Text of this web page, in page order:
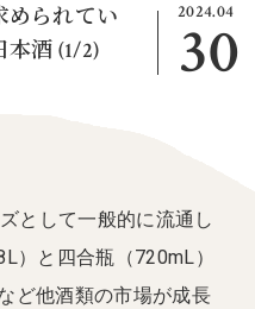
2024.04
30
められてい
酒 (1/2)
として一般的に流通し
）と四合瓶（720mL）
ど他酒類の市場が成長